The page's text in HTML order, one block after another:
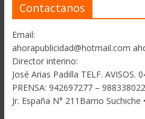
Contactanos
Email:
ahorapublicidad@hotmail.com
Director interino:
José Arias Padilla TELF. AVISOS.
PRENSA: 942697277 – 988338022
Jr. España N° 211Barrio Suchiche